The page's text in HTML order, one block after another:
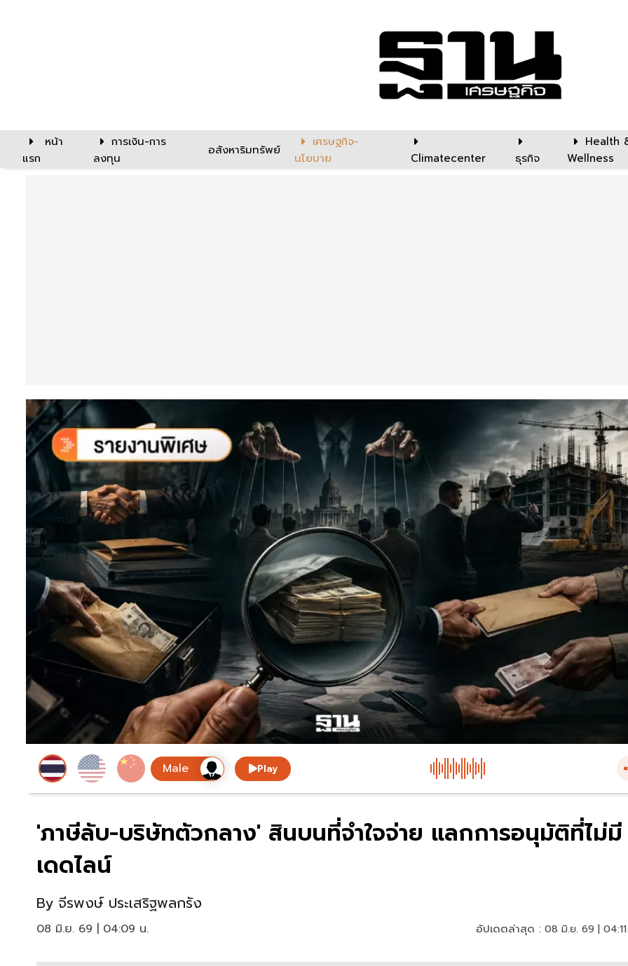
หน้า
แรก
การเงิน-การ
ลงทุน
อสังหาริมทรัพย์
เศรษฐกิจ-
นโยบาย
Climatecenter ธุรกิจ
Health
Wellness
Play
'ภาษีลับ-บริษัทตัวกลาง' สินบนที่จำใจจ่าย แลกการอนุมัติที่ไม่มี
เดดไลน์
By จีรพงษ์ ประเสริฐพลกรัง
08 มิ.ย. 69 | 04:09 น. อัปเดตล่าสุด : 08 มิ.ย. 69 |